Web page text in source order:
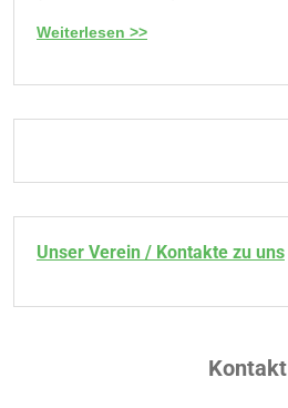
Weiterlesen >>
Unser Verein / Kontakte zu uns
Kontakt